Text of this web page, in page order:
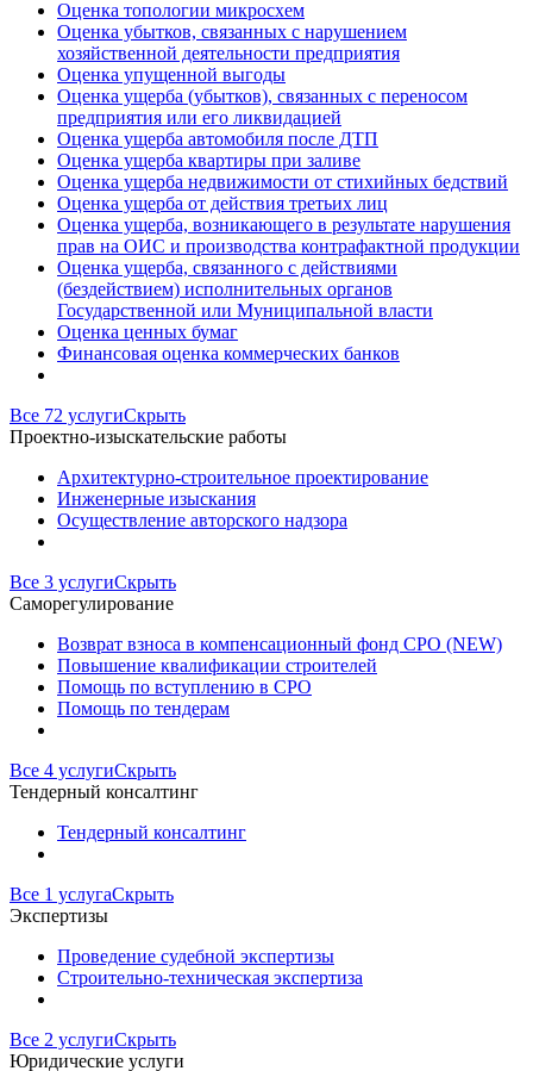
Оценка топологии микросхем
Оценка убытков, связанных с нарушением
хозяйственной деятельности предприятия
Оценка упущенной выгоды
Оценка ущерба (убытков), связанных с переносом
предприятия или его ликвидацией
Оценка ущерба автомобиля после ДТП
Оценка ущерба квартиры при заливе
Оценка ущерба недвижимости от стихийных бедствий
Оценка ущерба от действия третьих лиц
Оценка ущерба, возникающего в результате нарушения
прав на ОИС и производства контрафактной продукции
Оценка ущерба, связанного с действиями
(бездействием) исполнительных органов
Государственной или Муниципальной власти
Оценка ценных бумаг
Финансовая оценка коммерческих банков
Все 72 услугиСкрыть
Проектно-изыскательские работы
Архитектурно-строительное проектирование
Инженерные изыскания
Осуществление авторского надзора
Все 3 услугиСкрыть
Саморегулирование
Возврат взноса в компенсационный фонд СРО (NEW)
Повышение квалификации строителей
Помощь по вступлению в СРО
Помощь по тендерам
Все 4 услугиСкрыть
Тендерный консалтинг
Тендерный консалтинг
Все 1 услугаСкрыть
Экспертизы
Проведение судебной экспертизы
Строительно-техническая экспертиза
Все 2 услугиСкрыть
Юридические услуги